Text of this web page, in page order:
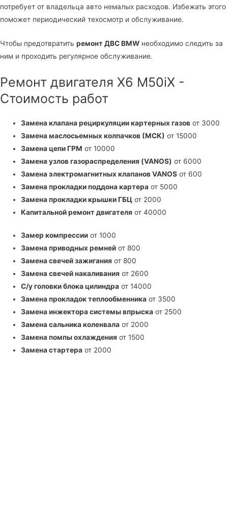
потребует от владельца авто немалых расходов. Избежать этого
поможет периодический техосмотр и обслуживание.
Чтобы предотвратить ремонт ДВС BMW необходимо следить за
ним и проходить регулярное обслуживание.
Ремонт двигателя X6 M50iX -
Стоимость работ
Замена клапана рециркуляции картерных газов от 3000
Замена маслосьемных колпачков (МСК) от 15000
Замена цепи ГРМ от 10000
Замена узлов газораспределения (VANOS) от 6000
Замена электромагнитных клапанов VANOS от 600
Замена прокладки поддона картера от 5000
Замена прокладки крышки ГБЦ от 2000
Капитальной ремонт двигателя от 40000
Замер компрессии от 1000
Замена приводных ремней от 800
Замена свечей зажигания от 800
Замена свечей накаливания от 2600
С/у головки блока цилиндра от 14000
Замена прокладок теплообменника от 3500
Замена инжектора системы впрыска от 2500
Замена сальника коленвала от 2000
Замена помпы охлаждения от 1500
Замена стартера от 2000